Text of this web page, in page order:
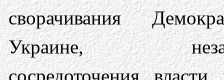
сворачивания
Украине,